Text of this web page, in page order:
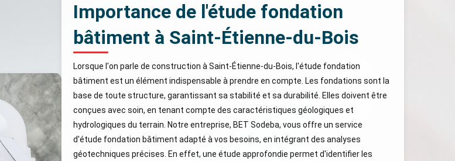
Importance de l'étude fondation
bâtiment à Saint-Étienne-du-Bois
Lorsque l'on parle de construction à Saint-Étienne-du-Bois, l'étude fondation
bâtiment est un élément indispensable à prendre en compte. Les fondations sont la
base de toute structure, garantissant sa stabilité et sa durabilité. Elles doivent être
conçues avec soin, en tenant compte des caractéristiques géologiques et
hydrologiques du terrain. Notre entreprise, BET Sodeba, vous offre un service
d'étude fondation bâtiment adapté à vos besoins, en intégrant des analyses
géotechniques précises. En effet, une étude approfondie permet d'identifier les